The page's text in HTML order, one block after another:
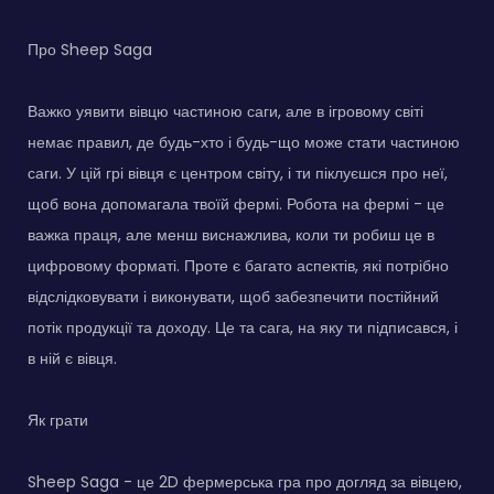
Про Sheep Saga
Важко уявити вівцю частиною саги, але в ігровому світі
немає правил, де будь-хто і будь-що може стати частиною
саги. У цій грі вівця є центром світу, і ти піклуєшся про неї,
щоб вона допомагала твоїй фермі. Робота на фермі - це
важка праця, але менш виснажлива, коли ти робиш це в
цифровому форматі. Проте є багато аспектів, які потрібно
відслідковувати і виконувати, щоб забезпечити постійний
потік продукції та доходу. Це та сага, на яку ти підписався, і
в ній є вівця.
Як грати
Sheep Saga - це 2D фермерська гра про догляд за вівцею,